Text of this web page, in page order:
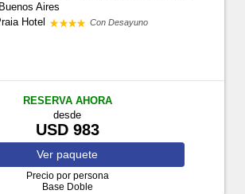
Aires
Hotel
Con Desayuno
RESERVA AHORA
desde
USD 983
Ver paquete
Precio por persona
Base Doble